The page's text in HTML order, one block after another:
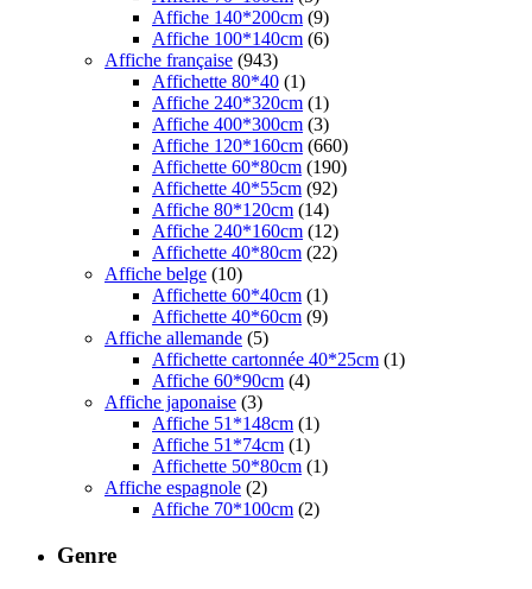
Affiche 140*200cm (9)
Affiche 100*140cm (6)
Affiche française (943)
Affichette 80*40 (1)
Affiche 240*320cm (1)
Affiche 400*300cm (3)
Affiche 120*160cm (660)
Affichette 60*80cm (190)
Affichette 40*55cm (92)
Affiche 80*120cm (14)
Affiche 240*160cm (12)
Affichette 40*80cm (22)
Affiche belge (10)
Affichette 60*40cm (1)
Affichette 40*60cm (9)
Affiche allemande (5)
Affichette cartonnée 40*25cm (1)
Affiche 60*90cm (4)
Affiche japonaise (3)
Affiche 51*148cm (1)
Affiche 51*74cm (1)
Affichette 50*80cm (1)
Affiche espagnole (2)
Affiche 70*100cm (2)
Genre